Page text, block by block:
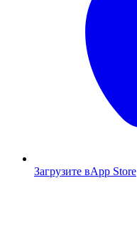
Загрузите вApp Store